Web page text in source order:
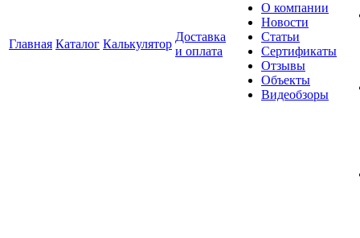
Главная Каталог Калькулятор
Доставка
и оплата
О компании
Новости
Статьи
Сертификаты
Отзывы
Объекты
Видеобзоры